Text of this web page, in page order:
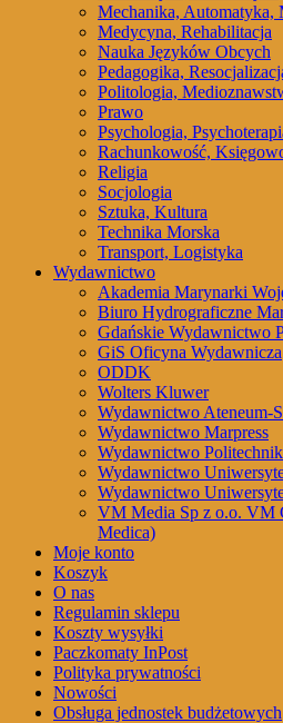
Mechanika, Automatyka,
Medycyna, Rehabilitacja
Nauka Języków Obcych
Pedagogika,
Politologia,
Prawo
Psychologia,
Rachunkowość,
Religia
Socjologia
Sztuka, Kultura
Technika Morska
Transport, Logistyka
Wydawnictwo
Akademia Marynarki
Biuro Hydrograficzne
Gdańskie Wydawnictwo
GiS Oficyna Wydawnicza
ODDK
Wolters Kluwer
Wydawnictwo Ateneum-
Wydawnictwo Marpress
Wydawnictwo
Wydawnictwo
Wydawnictwo
VM Media Sp z o.o. VM
Medica)
Moje konto
Koszyk
O nas
Regulamin sklepu
Koszty wysyłki
Paczkomaty InPost
Polityka prywatności
Nowości
Obsługa jednostek budżetowych